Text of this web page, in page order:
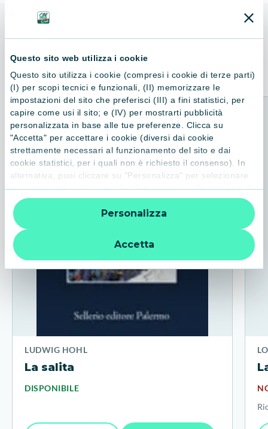
Questo sito web utilizza i cookie
Questo sito utilizza i cookie (compresi i cookie di terze parti)
(I) per scopi tecnici e funzionali, (II) memorizzare le
impostazioni del sito che preferisci (III) a fini statistici, per
capire come usi il sito; e (IV) per mostrarti pubblicità
personalizzata in base alle tue preferenze. Clicca su
"Accetta" per accettare i cookie (diversi dai cookie
strettamente necessari al funzionamento del sito e dai
cookie statistici, per i quali non è richiesto il consenso). In
alternativa, puoi cliccare su "Personalizza" per selezionare
le categorie di cookie che desideri accettare. Cliccando sulla
“X” le impostazioni predefinite vengono lasciate invariate e
quindi la navigazione può continuare senza cookie o altri
strumenti di tracciamento diversi da quelli tecnici. Per
ulteriori informazioni:
informativa privacy
Accetta
Personalizza
Consigliati per te
LUDWIG HOHL
La salita
DISPONIBILE